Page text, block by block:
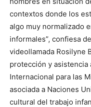
contextos donde los
algo muy normalizado
informales”, confiesa
videollamada Rosilyne
protección y asistencia
Internacional para las
asociada a Naciones
cultural del trabajo